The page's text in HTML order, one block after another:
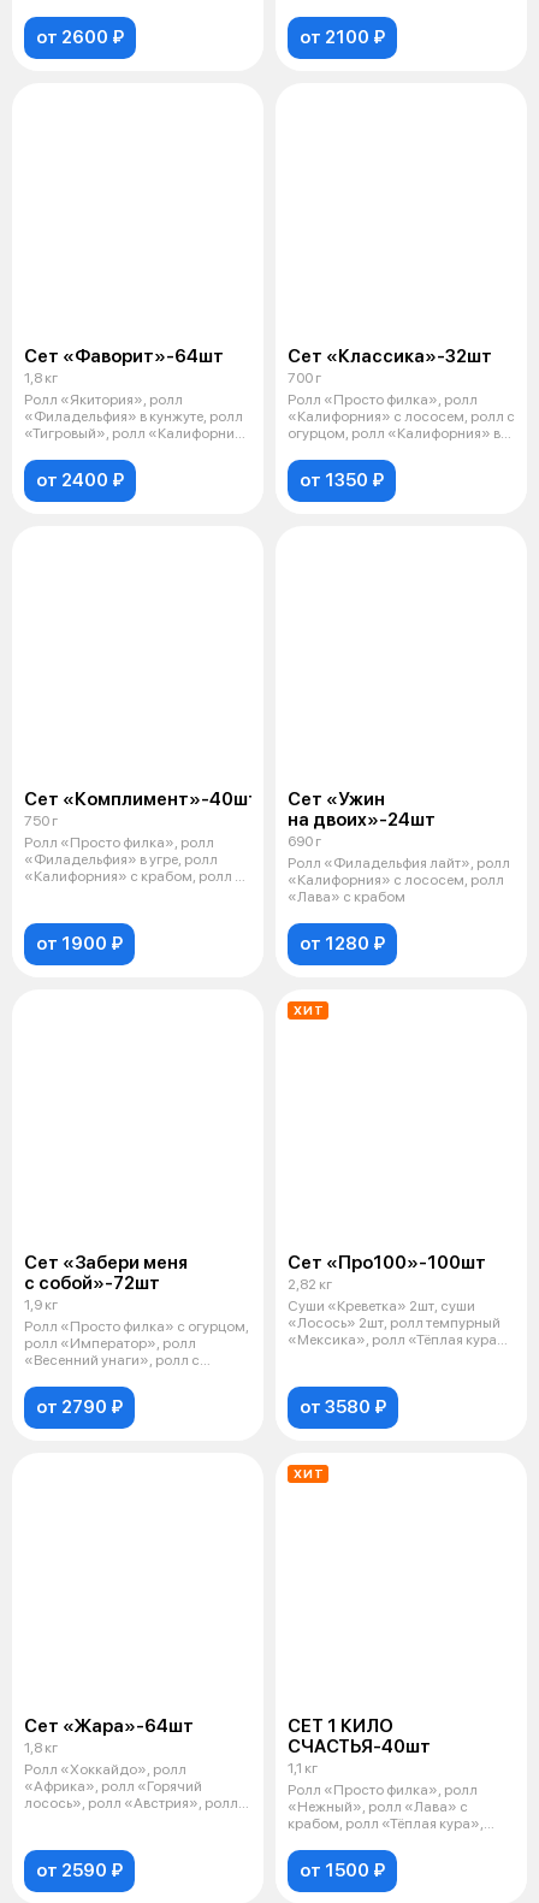
от 2600 ₽ от 2100 ₽
Сет «Фаворит»-64шт
1,8 кг
Ролл «Якитория», ролл
«Филадельфия» в кунжуте, ролл
«Тигровый», ролл «Калифорния»
от 2400 ₽
Сет «Классика»-32шт
700 г
Ролл «Просто филка», ролл
«Калифорния» с лососем, ролл с
огурцом, ролл «Калифорния» в
от 1350 ₽
Сет «Комплимент»-40шт
750 г
Ролл «Просто филка», ролл
«Филадельфия» в угре, ролл
«Калифорния» с крабом, ролл с
от 1900 ₽
Сет «Ужин
на двоих»-24шт
690 г
Ролл «Филадельфия лайт», ролл
«Калифорния» с лососем, ролл
«Лава» с крабом
от 1280 ₽
Сет «Забери меня
с собой»-72шт
1,9 кг
Ролл «Просто филка» с огурцом,
ролл «Император», ролл
«Весенний унаги», ролл с
от 2790 ₽
ХИТ
Сет «Про100»-100шт
2,82 кг
Суши «Креветка» 2шт, суши
«Лосось» 2шт, ролл темпурный
«Мексика», ролл «Тёплая кура»,
от 3580 ₽
Сет «Жара»-64шт
1,8 кг
Ролл «Хоккайдо», ролл
«Африка», ролл «Горячий
лосось», ролл «Австрия», ролл
от 2590 ₽
ХИТ
СЕТ 1 КИЛО
СЧАСТЬЯ-40шт
1,1 кг
Ролл «Просто филка», ролл
«Нежный», ролл «Лава» с
крабом, ролл «Тёплая кура»,
от 1500 ₽